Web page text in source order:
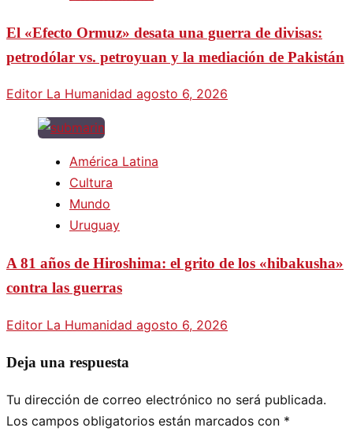
El «Efecto Ormuz» desata una guerra de divisas:
petrodólar vs. petroyuan y la mediación de Pakistán
Editor La Humanidad agosto 6, 2026
América Latina
Cultura
Mundo
Uruguay
A 81 años de Hiroshima: el grito de los «hibakusha»
contra las guerras
Editor La Humanidad agosto 6, 2026
Deja una respuesta
Tu dirección de correo electrónico no será publicada.
Los campos obligatorios están marcados con *